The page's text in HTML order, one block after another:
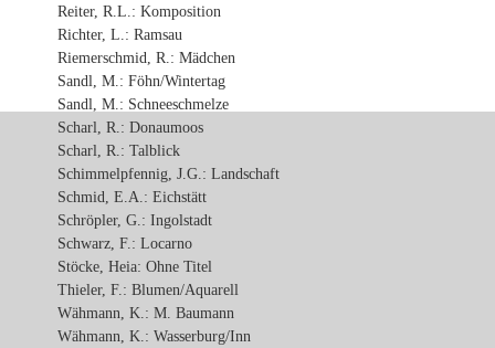
Reiter, R.L.: Komposition
Richter, L.: Ramsau
Riemerschmid, R.: Mädchen
Sandl, M.: Föhn/Wintertag
Sandl, M.: Schneeschmelze
Scharl, R.: Donaumoos
Scharl, R.: Talblick
Schimmelpfennig, J.G.: Landschaft
Schmid, E.A.: Eichstätt
Schröpler, G.: Ingolstadt
Schwarz, F.: Locarno
Stöcke, Heia: Ohne Titel
Thieler, F.: Blumen/Aquarell
Wähmann, K.: M. Baumann
Wähmann, K.: Wasserburg/Inn